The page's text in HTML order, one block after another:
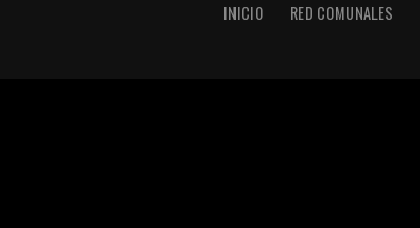
INICIO RED COMUNALES